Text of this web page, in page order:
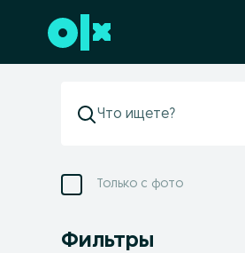
Перейти к нижнему колонтитулу
Только с фото
Фильтры